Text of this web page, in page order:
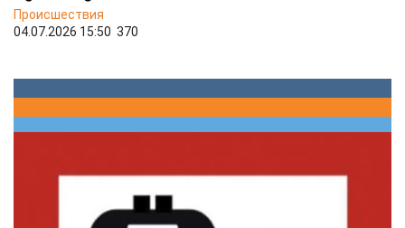
Происшествия
04.07.2026 15:50 370